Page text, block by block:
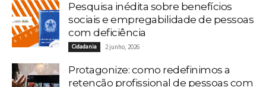
Pesquisa inédita sobre benefícios
sociais e empregabilidade de pessoas
com deficiência
Cidadania 2 junho, 2026
Protagonize: como redefinimos a
retenção profissional de pessoas com